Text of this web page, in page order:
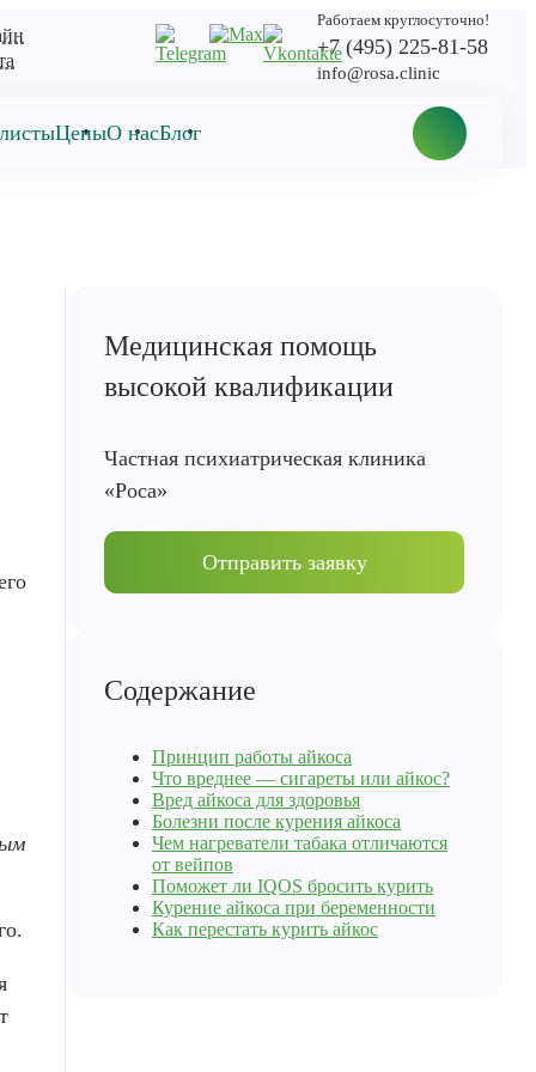
Работаем круглосуточно!
+7 (495) 225-81-58
info@rosa.clinic
ЦеныО насБлог
Содержание
Принцип работы айкоса
Что вреднее — сигареты или айкос?
Вред айкоса для здоровья
Болезни после курения айкоса
Чем нагреватели табака отличаются
от вейпов
Поможет ли IQOS бросить курить
Курение айкоса при беременности
Как перестать курить айкос
Медицинская помощь
высокой квалификации
Частная психиатрическая клиника
«Роса»
Отправить заявку